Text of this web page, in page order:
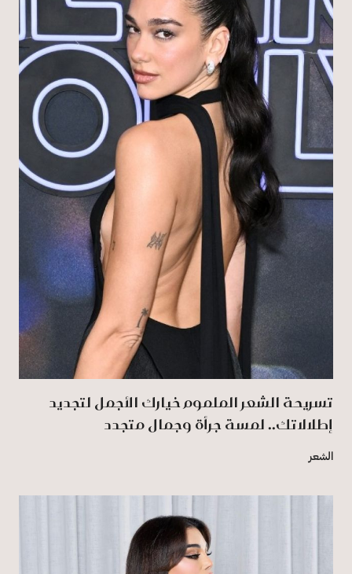
تسريحة الشعر الملموم خيارك الأجمل لتجديد
إطلالاتك.. لمسة جرأة وجمال متجدد
الشعر